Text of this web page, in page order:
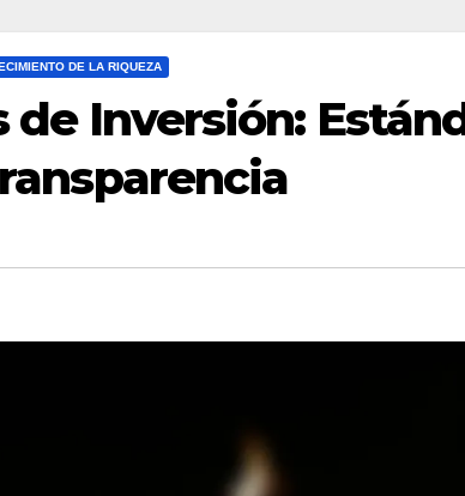
DE LA RIQUEZA
Inversión: